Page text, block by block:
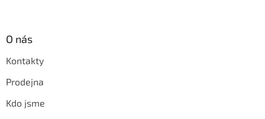
O nás
Kontakty
Prodejna
Kdo jsme